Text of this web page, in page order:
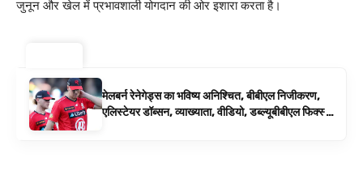
जुनून और खेल में प्रभावशाली योगदान की ओर इशारा करता है।
मेलबर्न रेनेगेड्स का भविष्य अनिश्चित, बीबीएल निजीकरण,
एलिस्टेयर डॉब्सन, व्याख्याता, वीडियो, डब्ल्यूबीबीएल फिक्स्चर